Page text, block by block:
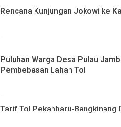
Rencana Kunjungan Jokowi ke
Puluhan Warga Desa Pulau
Pembebasan Lahan Tol
Tarif Tol Pekanbaru-Bangkinang